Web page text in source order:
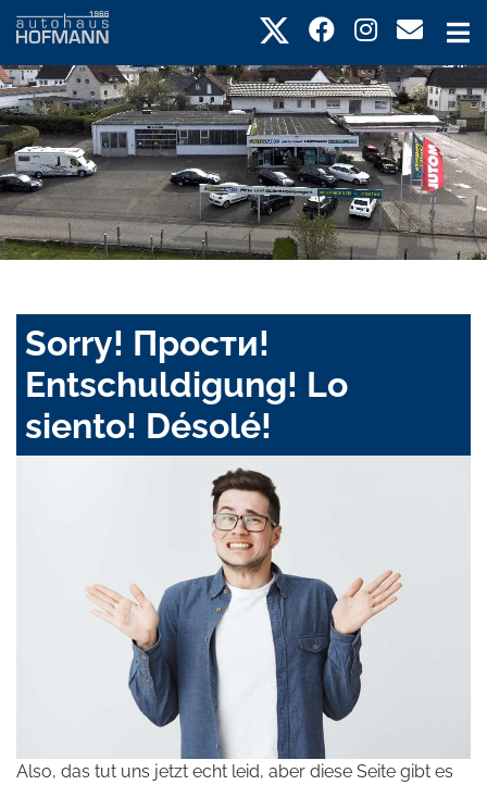
Sorry! Прости!
Entschuldigung! Lo
siento! Désolé!
Also, das tut uns jetzt echt leid, aber diese Seite gibt es